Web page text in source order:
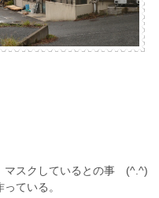
マスクしているとの事 (^.^)
ている。